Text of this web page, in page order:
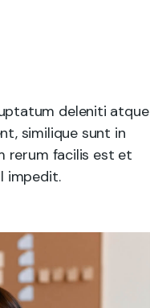
deleniti atque
similique sunt in
rerum facilis est et
impedit.